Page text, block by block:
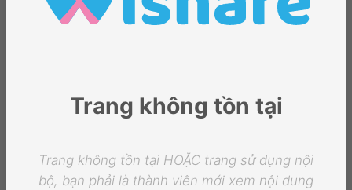
Trang không tồn tại
Trang không tồn tại HOẶC trang sử dụng nội
bộ, bạn phải là thành viên mới xem nội dung